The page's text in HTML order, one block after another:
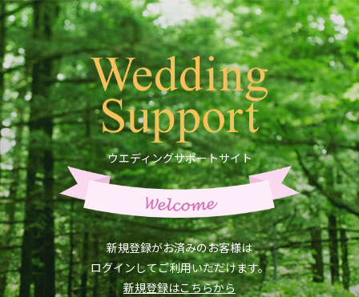
ウエディングサポートサイト
新規登録がお済みのお客様は
ログインしてご利用いただけます。
新規登録はこちらから